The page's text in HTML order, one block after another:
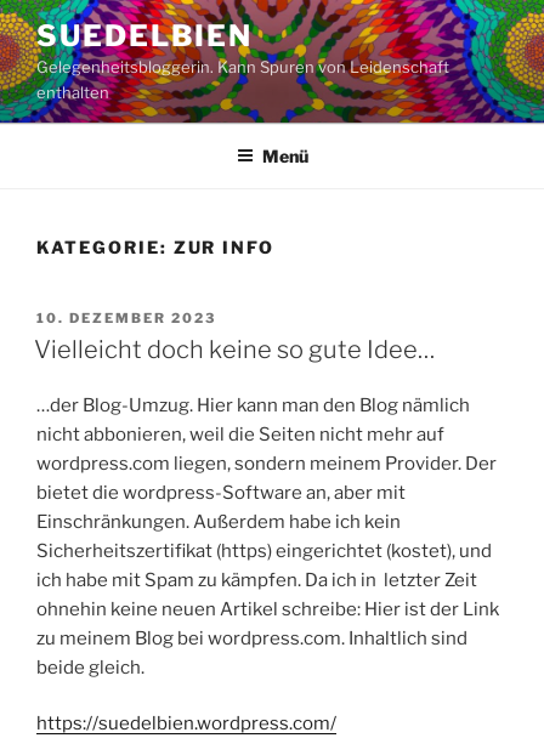
Zum
Inhalt
springen
SUEDELBIEN
Gelegenheitsbloggerin. Kann Spuren von Leidenschaft
enthalten
Menü
KATEGORIE: ZUR INFO
VERÖFFENTLICHT
AM
10. DEZEMBER 2023
Vielleicht doch keine so gute Idee…
…der Blog-Umzug. Hier kann man den Blog nämlich
nicht abbonieren, weil die Seiten nicht mehr auf
wordpress.com liegen, sondern meinem Provider. Der
bietet die wordpress-Software an, aber mit
Einschränkungen. Außerdem habe ich kein
Sicherheitszertifikat (https) eingerichtet (kostet), und
ich habe mit Spam zu kämpfen. Da ich in letzter Zeit
ohnehin keine neuen Artikel schreibe: Hier ist der Link
zu meinem Blog bei wordpress.com. Inhaltlich sind
beide gleich.
https://suedelbien.wordpress.com/